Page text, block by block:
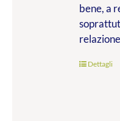
bene, a
Dettagli